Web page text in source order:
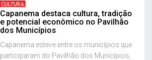
CULTURA
Capanema destaca cultura, tradição
e potencial econômico no Pavilhão
dos Municípios
Capanema esteve entre os municípios que
participaram do Pavilhão dos Municípios,